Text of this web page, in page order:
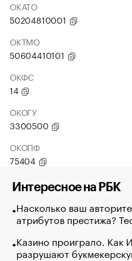
ОКАТО
50204810001
ОКТМО
50604410101
ОКФС
14
ОКОГУ
3300500
ОКОПФ
75404
Интересное на РБК
Насколько ваш
атрибутов престижа?
Казино проиграло. Как
разрушают